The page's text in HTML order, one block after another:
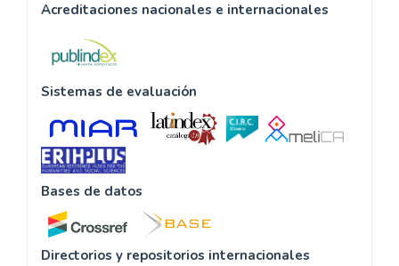
Acreditaciones nacionales e internacionales
Sistemas de evaluación
Bases de datos
Directorios y repositorios internacionales